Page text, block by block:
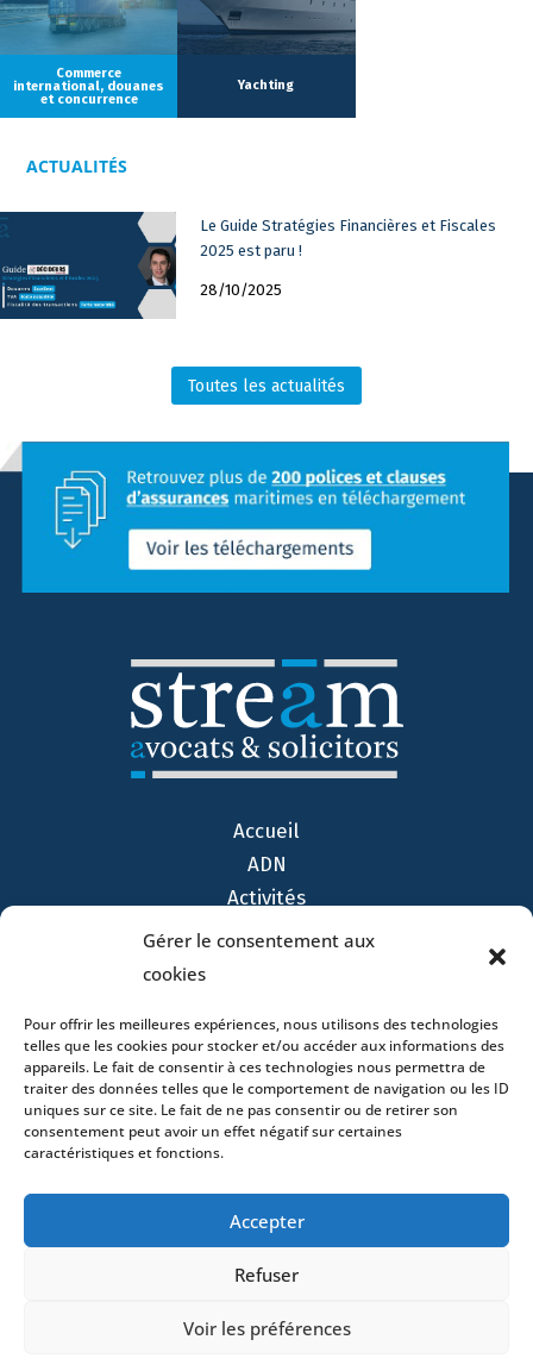
Gérer le consentement aux
cookies
Pour offrir les meilleures expériences, nous utilisons des technologies
telles que les cookies pour stocker et/ou accéder aux informations des
appareils. Le fait de consentir à ces technologies nous permettra de
traiter des données telles que le comportement de navigation ou les ID
uniques sur ce site. Le fait de ne pas consentir ou de retirer son
consentement peut avoir un effet négatif sur certaines
caractéristiques et fonctions.
Accepter
Refuser
Voir les préférences
Commerce
international, douanes
et concurrence
Yachting
ACTUALITÉS
Le Guide Stratégies Financières et Fiscales
2025 est paru !
28/10/2025
Toutes les actualités
Accueil
ADN
Activités
Avocats
Actualités
Contact
3 boulevard de Louvain – 13008 Marseille – France –
Catherine – 33000 Bordeaux – France -